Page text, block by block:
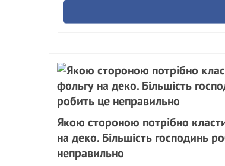
Якою стороною потрібно
на деко. Більшість господинь
неправильно